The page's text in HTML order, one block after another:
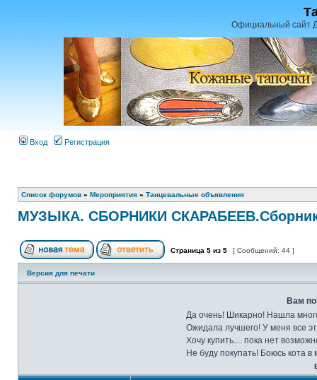
Официальный сайт
Вход Регистрация
Список форумов » Мероприятия » Танцевальные объявления
МУЗЫКА. СБОРНИКИ
Страница 5 из 5 [ Сообщений: 44 ]
Версия для печати
Вам
Да очень! Шикарно! Нашла
Ожидала лучшего! У меня все
Хочу купить.... пока нет
Не буду покупать! Боюсь кота в